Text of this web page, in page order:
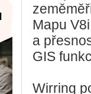
Mapu
a
GIS
Wirring